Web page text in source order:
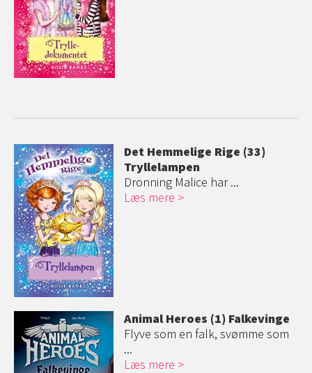
Det Hemmelige Rige (33)
Tryllelampen
Dronning Malice har ...
Læs mere
Animal Heroes (1) Falkevinge
Flyve som en falk, svømme som
...
Læs mere